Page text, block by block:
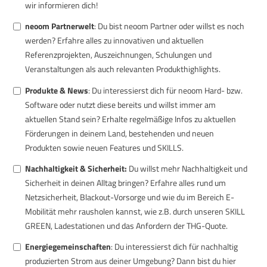
wir informieren dich!
neoom Partnerwelt: Du bist neoom Partner oder willst es noch
werden?Erfahre alles zu innovativen und aktuellen
Referenzprojekten, Auszeichnungen, Schulungen und
Veranstaltungen als auch relevanten Produkthighlights.
Produkte & News: Du interessierst dich für neoom Hard- bzw.
Software oder nutzt diese bereits und willst immer am
aktuellen Stand sein?Erhalte regelmäßige Infos zu aktuellen
Förderungen in deinem Land, bestehenden und neuen
Produkten sowie neuen Features und SKILLS.
Nachhaltigkeit & Sicherheit: Du willst mehr Nachhaltigkeit und
Sicherheit in deinen Alltag bringen?Erfahre alles rund um
Netzsicherheit, Blackout-Vorsorge und wie du im Bereich E-
Mobilität mehr rausholen kannst, wie z.B. durch unseren SKILL
GREEN, Ladestationen und das Anfordern der THG-Quote.
Energiegemeinschaften: Du interessierst dich für nachhaltig
produzierten Strom aus deiner Umgebung?Dann bist du hier